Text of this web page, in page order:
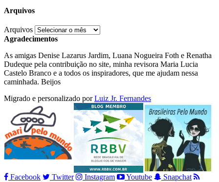
Arquivos
Arquivos
Agradecimentos
As amigas Denise Lazarus Jardim, Luana Nogueira Foth e Renatha
Dudeque pela contribuição no site, minha revisora Maria Lucia
Castelo Branco e a todos os inspiradores, que me ajudam nessa
caminhada. Beijos
Migrado e personalizado porLuiz Jr. Fernandes
Facebook Twitter Instagram Youtube
Snapchat